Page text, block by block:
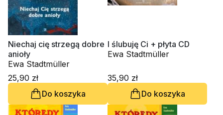
Niechaj cię strzegą dobre
anioły
Ewa Stadtmüller
25,90 zł
Do koszyka
I ślubuję Ci + płyta CD
Ewa Stadtmüller
35,90 zł
Do koszyka